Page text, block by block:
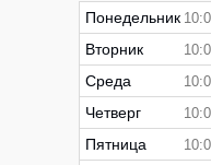
Понедельник
Вторник
Среда
Четверг
Пятница